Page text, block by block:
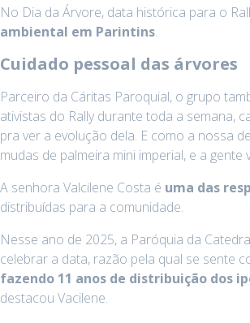
No Dia da Árvore, data histórica para o
ambiental em Parintins.
Cuidado pessoal das árvores
Parceiro da Cáritas Paroquial, o grupo
ativistas do Rally durante toda a semana,
pra ver a evolução dela. E como a nossa
mudas de palmeira mini imperial, e a
A senhora Valcilene Costa é uma das
distribuídas para a comunidade.
Nesse ano de 2025, a Paróquia da
celebrar a data, razão pela qual se sente
fazendo 11 anos de distribuição dos
destacou Vacilene.